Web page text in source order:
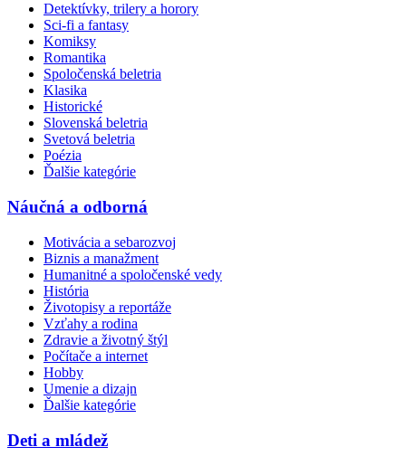
Detektívky, trilery a horory
Sci-fi a fantasy
Komiksy
Romantika
Spoločenská beletria
Klasika
Historické
Slovenská beletria
Svetová beletria
Poézia
Ďalšie kategórie
Náučná a odborná
Motivácia a sebarozvoj
Biznis a manažment
Humanitné a spoločenské vedy
História
Životopisy a reportáže
Vzťahy a rodina
Zdravie a životný štýl
Počítače a internet
Hobby
Umenie a dizajn
Ďalšie kategórie
Deti a mládež